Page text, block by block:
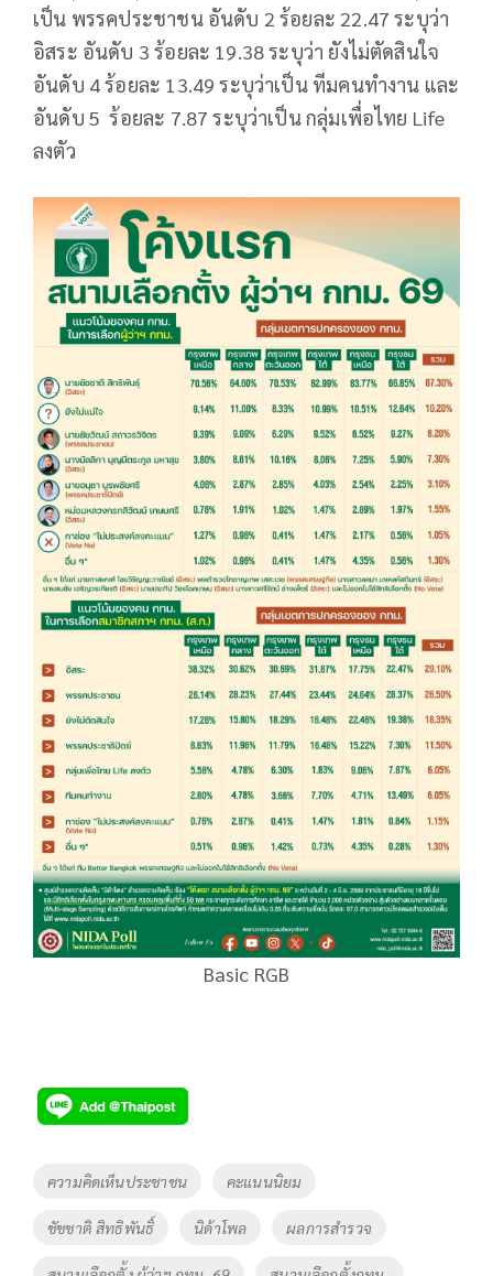
เป็น พรรคประชาชน อันดับ 2 ร้อยละ 22.47 ระบุว่า
อิสระ อันดับ 3 ร้อยละ 19.38 ระบุว่า ยังไม่ตัดสินใจ
อันดับ 4 ร้อยละ 13.49 ระบุว่าเป็น ทีมคนทำงาน และ
อันดับ 5 ร้อยละ 7.87 ระบุว่าเป็น กลุ่มเพื่อไทย Life
ลงตัว
Basic RGB
Tags
ความคิดเห็นประชาชน คะแนนนิยม
ชัชชาติ สิทธิพันธิ์ นิด้าโพล ผลการสำรวจ